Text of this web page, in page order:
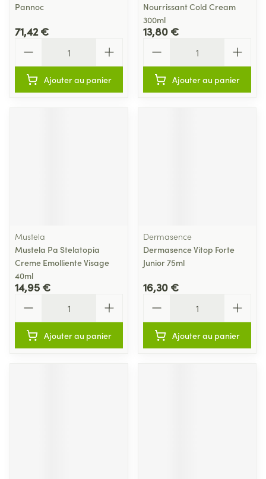
Pannoc
71,42 €
Ajouter au panier
Nourrissant Cold Cream
300ml
13,80 €
Ajouter au panier
Mustela
Mustela Pa Stelatopia
Creme Emolliente Visage
40ml
14,95 €
Ajouter au panier
Dermasence
Dermasence Vitop Forte
Junior 75ml
16,30 €
Ajouter au panier